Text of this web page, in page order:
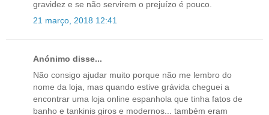
gravidez e se não servirem o prejuízo é pouco.
21 março, 2018 12:41
Anónimo disse...
Não consigo ajudar muito porque não me lembro do
nome da loja, mas quando estive grávida cheguei a
encontrar uma loja online espanhola que tinha fatos de
banho e tankinis giros e modernos... também eram